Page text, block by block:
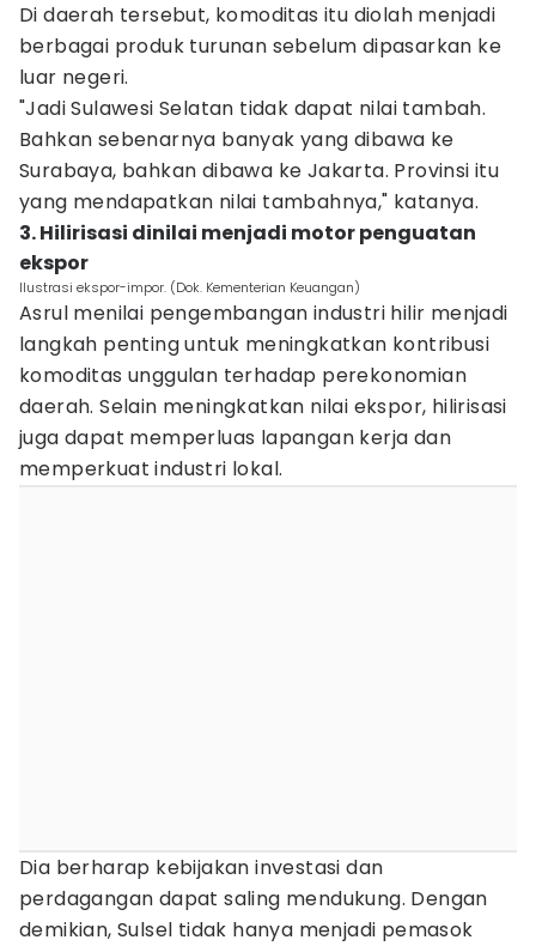
Di daerah tersebut, komoditas itu diolah menjadi
berbagai produk turunan sebelum dipasarkan ke
luar negeri.
"Jadi Sulawesi Selatan tidak dapat nilai tambah.
Bahkan sebenarnya banyak yang dibawa ke
Surabaya, bahkan dibawa ke Jakarta. Provinsi itu
yang mendapatkan nilai tambahnya," katanya.
3. Hilirisasi dinilai menjadi motor penguatan
ekspor
Ilustrasi ekspor-impor. (Dok. Kementerian Keuangan)
Asrul menilai pengembangan industri hilir menjadi
langkah penting untuk meningkatkan kontribusi
komoditas unggulan terhadap perekonomian
daerah. Selain meningkatkan nilai ekspor, hilirisasi
juga dapat memperluas lapangan kerja dan
memperkuat industri lokal.
Dia berharap kebijakan investasi dan
perdagangan dapat saling mendukung. Dengan
demikian, Sulsel tidak hanya menjadi pemasok